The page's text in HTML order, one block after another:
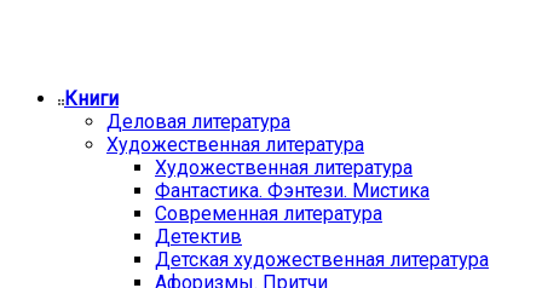
Книги
Деловая литература
Художественная литература
Художественная литература
Фантастика. Фэнтези. Мистика
Современная литература
Детектив
Детская художественная литература
Афоризмы. Притчи